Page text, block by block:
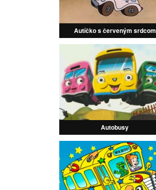
Autíčko s červeným srdcom
Autobusy